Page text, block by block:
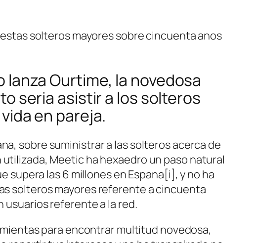
solteros mayores sobre cincuenta anos
Ourtime, la novedosa
seri­a asistir a los solteros
en pareja.
sobre suministrar a las solteros acerca de
Meetic ha hexaedro un paso natural
supera las 6 millones en Espana[i], y no ha
solteros mayores referente a cincuenta
usuarios referente a la red.
para encontrar multitud novedosa,